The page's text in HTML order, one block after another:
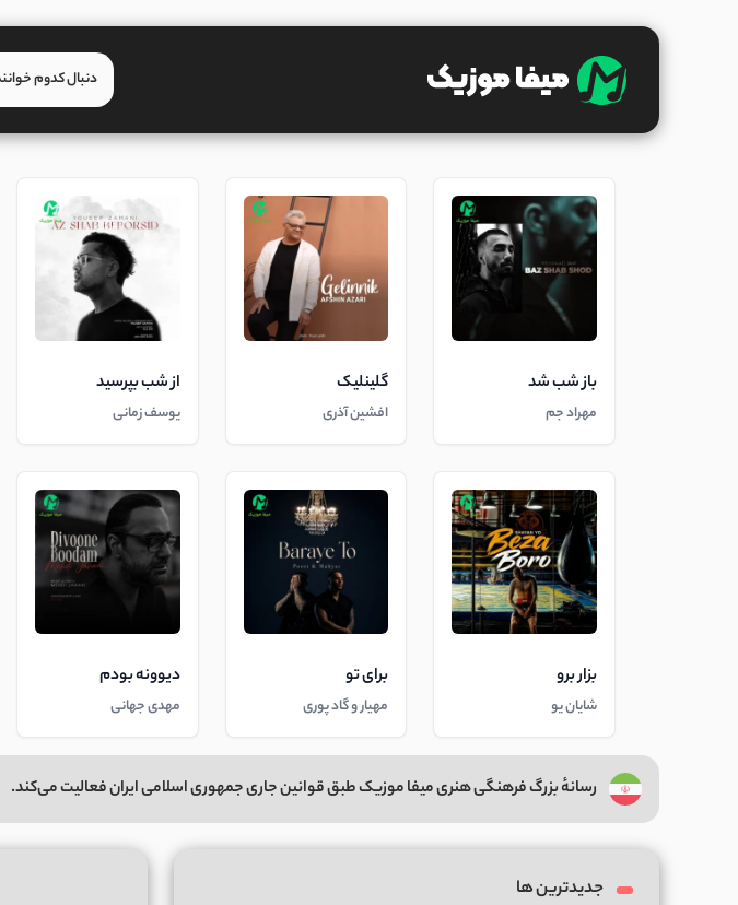
باز شب شد
مهراد جم
گلینلیک
افشین آذری
از شب بپرسید
یوسف زمانی
بزار برو
شایان یو
برای تو
مهیار و گاد پوری
دیوونه بودم
مهدی جهانی
رسانهٔ بزرگ فرهنگی هنری میفا موزیک طبق قوانین جاری جمهوری اسلامی ایران فعالیت می‌کند.
جدیدترین ها